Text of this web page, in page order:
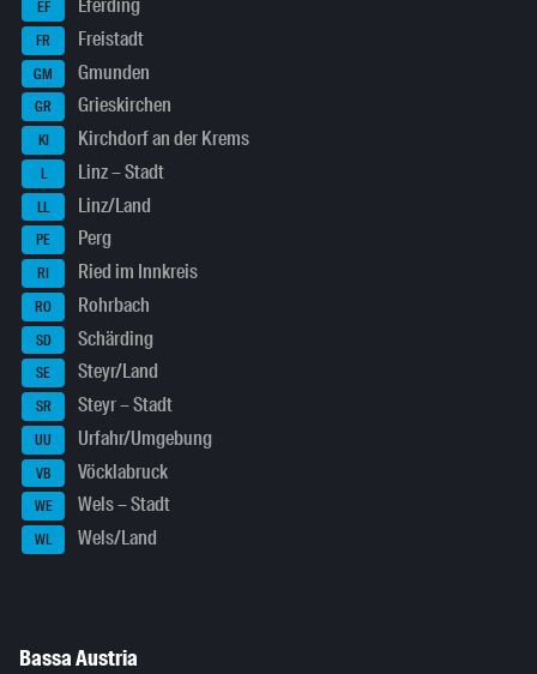
EF Eferding
FR Freistadt
GM Gmunden
GR Grieskirchen
KI Kirchdorf an der Krems
L Linz – Stadt
LL Linz/Land
PE Perg
RI Ried im Innkreis
RO Rohrbach
SD Schärding
SE Steyr/Land
SR Steyr – Stadt
UU Urfahr/Umgebung
VB Vöcklabruck
WE Wels – Stadt
WL Wels/Land
Bassa Austria